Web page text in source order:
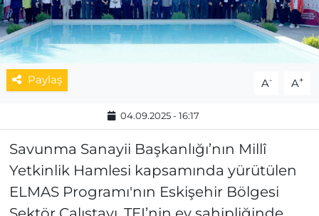
Paylaş A- A+
04.09.2025 - 16:17
Savunma Sanayii Başkanlığı’nın Millî
Yetkinlik Hamlesi kapsamında yürütülen
ELMAS Programı'nın Eskişehir Bölgesi